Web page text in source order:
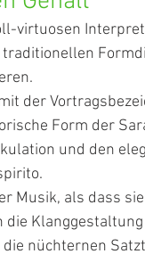
virtuosen
der
Form der
und den
Musik, als dass sie
nüchternen